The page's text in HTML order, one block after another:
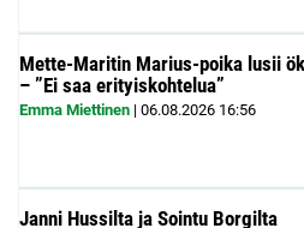
Mette-Maritin Marius-poika lusii
– ”Ei saa erityiskohtelua”
Emma Miettinen | 06.08.2026 16:56
Janni Hussilta ja Sointu Borgilta